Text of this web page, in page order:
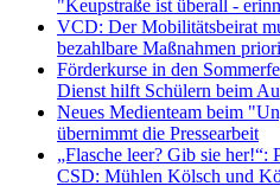
"Keupstraße ist überall -
VCD: Der Mobilitätsbeirat
bezahlbare Maßnahmen
Förderkurse in den
Dienst hilft Schülern beim
Neues Medienteam beim
übernimmt die Pressearbeit
„Flasche leer? Gib sie
CSD: Mühlen Kölsch und